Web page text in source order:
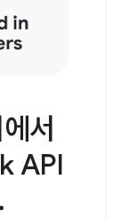
서
API